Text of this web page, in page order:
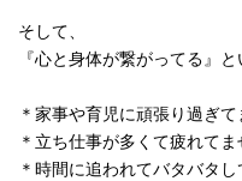
そして、
『心と身体が繋がってる』と
＊家事や育児に頑張り過ぎて
＊立ち仕事が多くて疲れてま
＊時間に追われてバタバタし